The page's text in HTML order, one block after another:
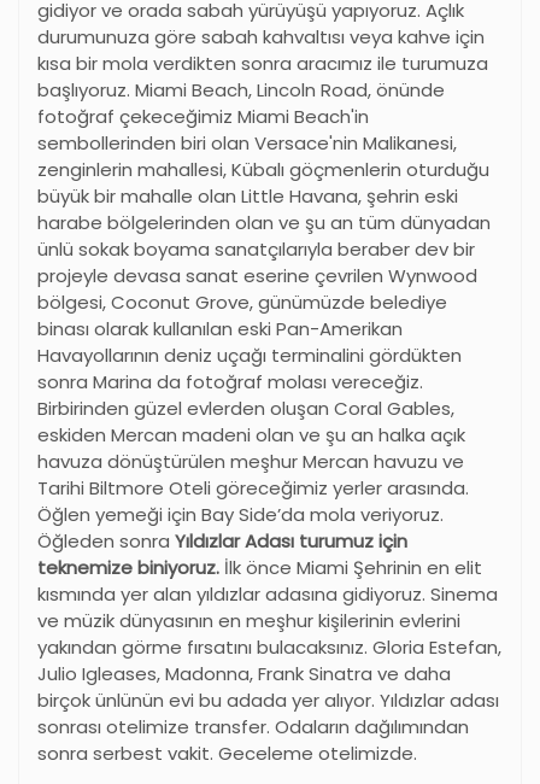
gidiyor ve orada sabah yürüyüşü yapıyoruz. Açlık
durumunuza göre sabah kahvaltısı veya kahve için
kısa bir mola verdikten sonra aracımız ile turumuza
başlıyoruz. Miami Beach, Lincoln Road, önünde
fotoğraf çekeceğimiz Miami Beach'in
sembollerinden biri olan Versace'nin Malikanesi,
zenginlerin mahallesi, Kübalı göçmenlerin oturduğu
büyük bir mahalle olan Little Havana, şehrin eski
harabe bölgelerinden olan ve şu an tüm dünyadan
ünlü sokak boyama sanatçılarıyla beraber dev bir
projeyle devasa sanat eserine çevrilen Wynwood
bölgesi, Coconut Grove, günümüzde belediye
binası olarak kullanılan eski Pan-Amerikan
Havayollarının deniz uçağı terminalini gördükten
sonra Marina da fotoğraf molası vereceğiz.
Birbirinden güzel evlerden oluşan Coral Gables,
eskiden Mercan madeni olan ve şu an halka açık
havuza dönüştürülen meşhur Mercan havuzu ve
Tarihi Biltmore Oteli göreceğimiz yerler arasında.
Öğlen yemeği için Bay Side’da mola veriyoruz.
Öğleden sonra Yıldızlar Adası turumuz için
teknemize biniyoruz. İlk önce Miami Şehrinin en elit
kısmında yer alan yıldızlar adasına gidiyoruz. Sinema
ve müzik dünyasının en meşhur kişilerinin evlerini
yakından görme fırsatını bulacaksınız. Gloria Estefan,
Julio Igleases, Madonna, Frank Sinatra ve daha
birçok ünlünün evi bu adada yer alıyor. Yıldızlar adası
sonrası otelimize transfer. Odaların dağılımından
sonra serbest vakit. Geceleme otelimizde.